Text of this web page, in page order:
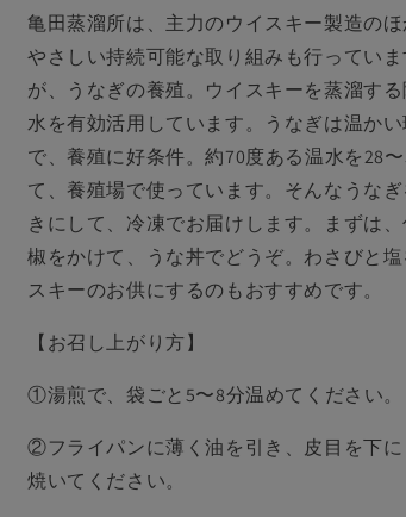
キ
ー
う
ぎ
白
焼
き
2〜
3
尾
（約
360g）
の
量
を
キ
ー
う
な
ぎ
白
焼
き
2〜
3
尾
（約
360g）
の
量
亀田蒸溜所は、主力のウイスキー製造のほ
やさしい持続可能な取り組み も行ってい
が、
うなぎの養殖。ウイスキーを蒸溜す
水を有効活用しています。
うなぎは温か
で、養殖に好条件。約70度ある温水を28
て、養殖場で使っています。そんなうな
きにして、冷凍でお届けします。まずは、
椒をかけて、うな丼でどうぞ。わさびと
スキーのお供にするのもおすすめです。
【お召し上がり方】
①湯煎で、袋ごと5〜8分温めてください。
②フライパンに薄く油を引き、皮目を下
焼いてください。